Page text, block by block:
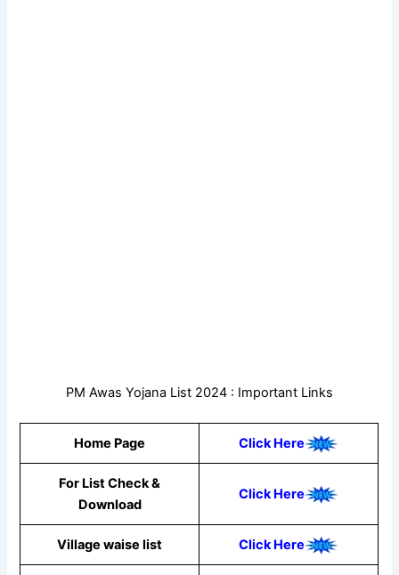
PM Awas Yojana List 2024 : Important Links
Home Page Click Here
For List Check &
Download
Click Here
Village waise list Click Here